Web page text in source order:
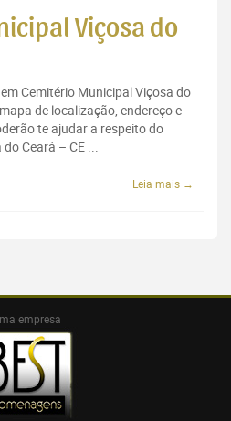
Viçosa do
Cemitério Municipal Viçosa do
de localização, endereço e
te ajudar a respeito do
Ceará – CE ...
Leia mais →
empresa